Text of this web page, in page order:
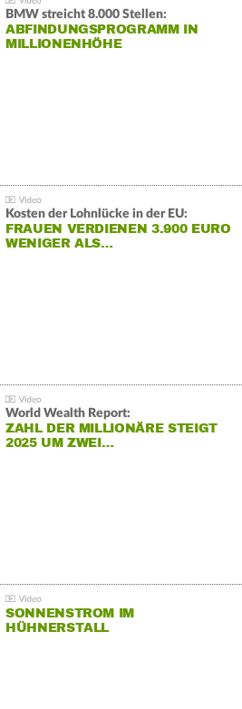
BMW streicht 8.000 Stellen:
ABFINDUNGSPROGRAMM IN
MILLIONENHÖHE
Kosten der Lohnlücke in der EU:
FRAUEN VERDIENEN 3.900 EURO
WENIGER ALS…
World Wealth Report:
ZAHL DER MILLIONÄRE STEIGT
2025 UM ZWEI…
SONNENSTROM IM
HÜHNERSTALL